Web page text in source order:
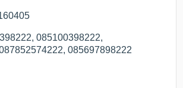
085100398222,
085697898222